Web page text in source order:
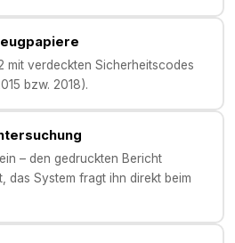
mit verdeckten Sicherheitscodes
bzw. 2018).
– den gedruckten Bericht
das System fragt ihn direkt beim